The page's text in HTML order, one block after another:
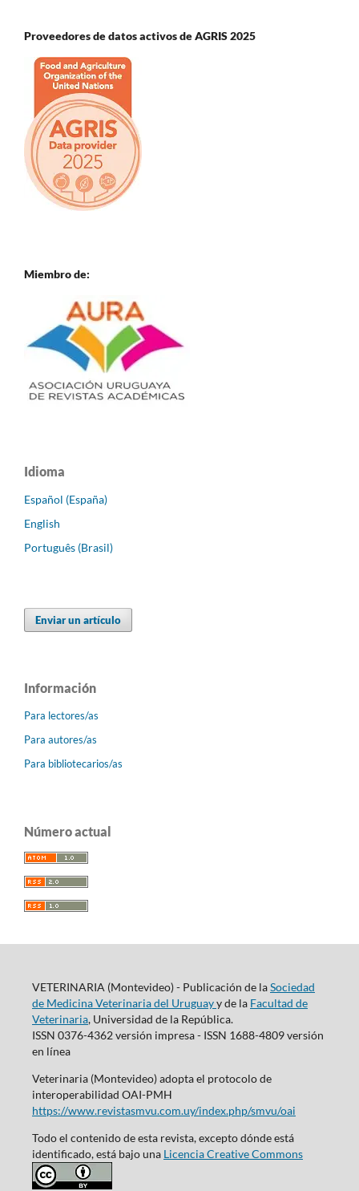
Proveedores de datos activos de AGRIS 2025
Miembro de:
Idioma
Español (España)
English
Português (Brasil)
Enviar un artículo
Información
Para lectores/as
Para autores/as
Para bibliotecarios/as
Número actual
VETERINARIA (Montevideo) - Publicación de laSociedad
de Medicina Veterinaria del Uruguayy de la Facultad de
Veterinaria, Universidad de la República.
ISSN 0376-4362 versión impresa - ISSN 1688-4809 versión
en línea
Veterinaria (Montevideo) adopta el protocolo de
interoperabilidad OAI-PMH
https://www.revistasmvu.com.uy/index.php/smvu/oai
Todo el contenido de esta revista, excepto dónde está
identificado, está bajo una Licencia Creative Commons